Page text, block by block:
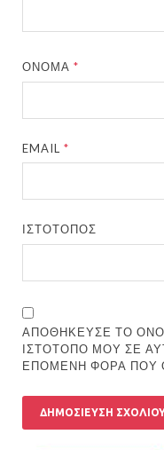
ΌΝΟΜΑ*
EMAIL*
ΙΣΤΌΤΟΠΟΣ
ΑΠΟΘΉΚΕΥΣΕ ΤΟ
ΙΣΤΌΤΟΠΟ ΜΟΥ ΣΕ
ΕΠΌΜΕΝΗ ΦΟΡΆ ΠΟΥ